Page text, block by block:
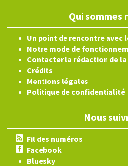
Qui sommes
Un point de rencontre avec
Notre mode de
Contacter la rédaction de la
Crédits
Mentions légales
Politique de confidentialité
Nous
Fil des numéros
Facebook
Bluesky